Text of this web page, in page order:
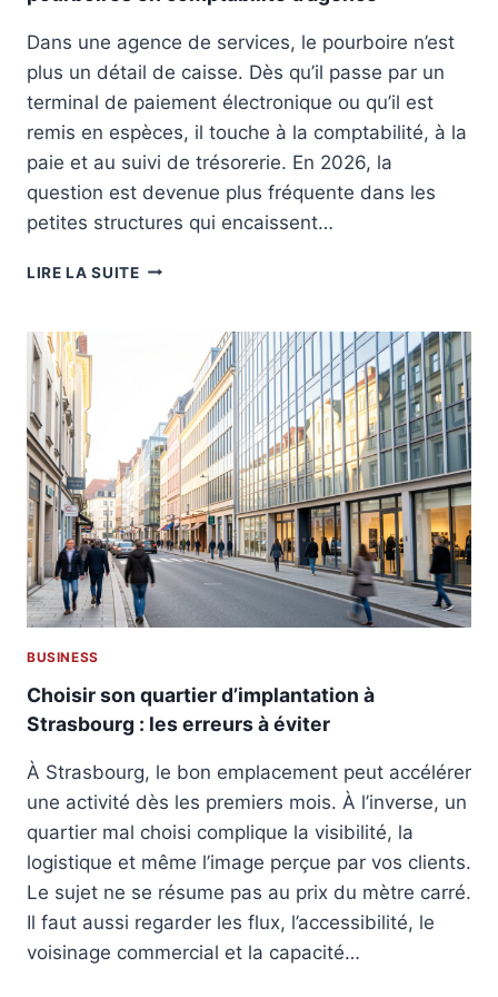
I
L
T
E
R
L
P
R
C
E
U
T
O
M
O
B
I
L
N
R
I
S
E
À
É
V
I
Dans une agence de services, le pourboire n’est
plus un détail de caisse. Dès qu’il passe par un
terminal de paiement électronique ou qu’il est
remis en espèces, il touche à la comptabilité, à la
paie et au suivi de trésorerie. En 2026, la
question est devenue plus fréquente dans les
petites structures qui encaissent…
LIRE LA SUITER
E
X
P
É
R
E
N
S
U
R
E
T
R
I
T
E
M
BUSINESS
Choisir son quartier d’implantation à
Strasbourg : les erreurs à éviter
À Strasbourg, le bon emplacement peut accélérer
une activité dès les premiers mois. À l’inverse, un
quartier mal choisi complique la visibilité, la
logistique et même l’image perçue par vos clients.
Le sujet ne se résume pas au prix du mètre carré.
Il faut aussi regarder les flux, l’accessibilité, le
voisinage commercial et la capacité…